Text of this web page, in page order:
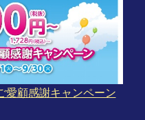
愛顧感謝キャンペーン